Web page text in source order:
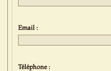
Email :
Téléphone :